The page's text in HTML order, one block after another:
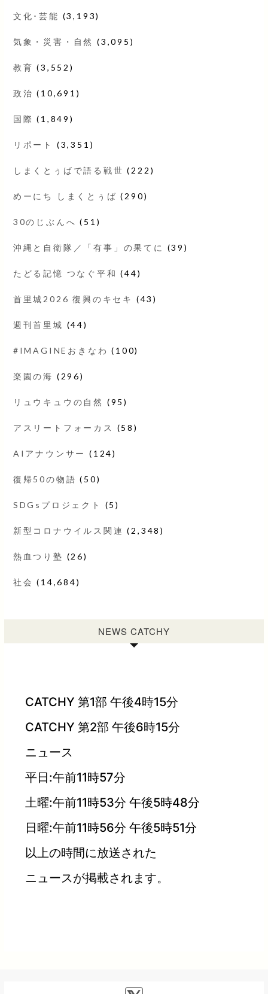
文化･芸能 (3,193)
気象・災害・自然 (3,095)
教育 (3,552)
政治 (10,691)
国際 (1,849)
リポート (3,351)
しまくとぅばで語る戦世 (222)
めーにち しまくとぅば (290)
30のじぶんへ (51)
沖縄と自衛隊／「有事」の果てに (39)
たどる記憶 つなぐ平和 (44)
首里城2026 復興のキセキ (43)
週刊首里城 (44)
#IMAGINEおきなわ (100)
楽園の海 (296)
リュウキュウの自然 (95)
アスリートフォーカス (58)
AIアナウンサー (124)
復帰50の物語 (50)
SDGsプロジェクト (5)
新型コロナウイルス関連 (2,348)
熱血つり塾 (26)
社会 (14,684)
NEWS CATCHY
CATCHY 第1部 午後4時15分
CATCHY 第2部 午後6時15分
ニュース
平日:午前11時57分
土曜:午前11時53分 午後5時48分
日曜:午前11時56分 午後5時51分
以上の時間に放送された
ニュースが掲載されます。